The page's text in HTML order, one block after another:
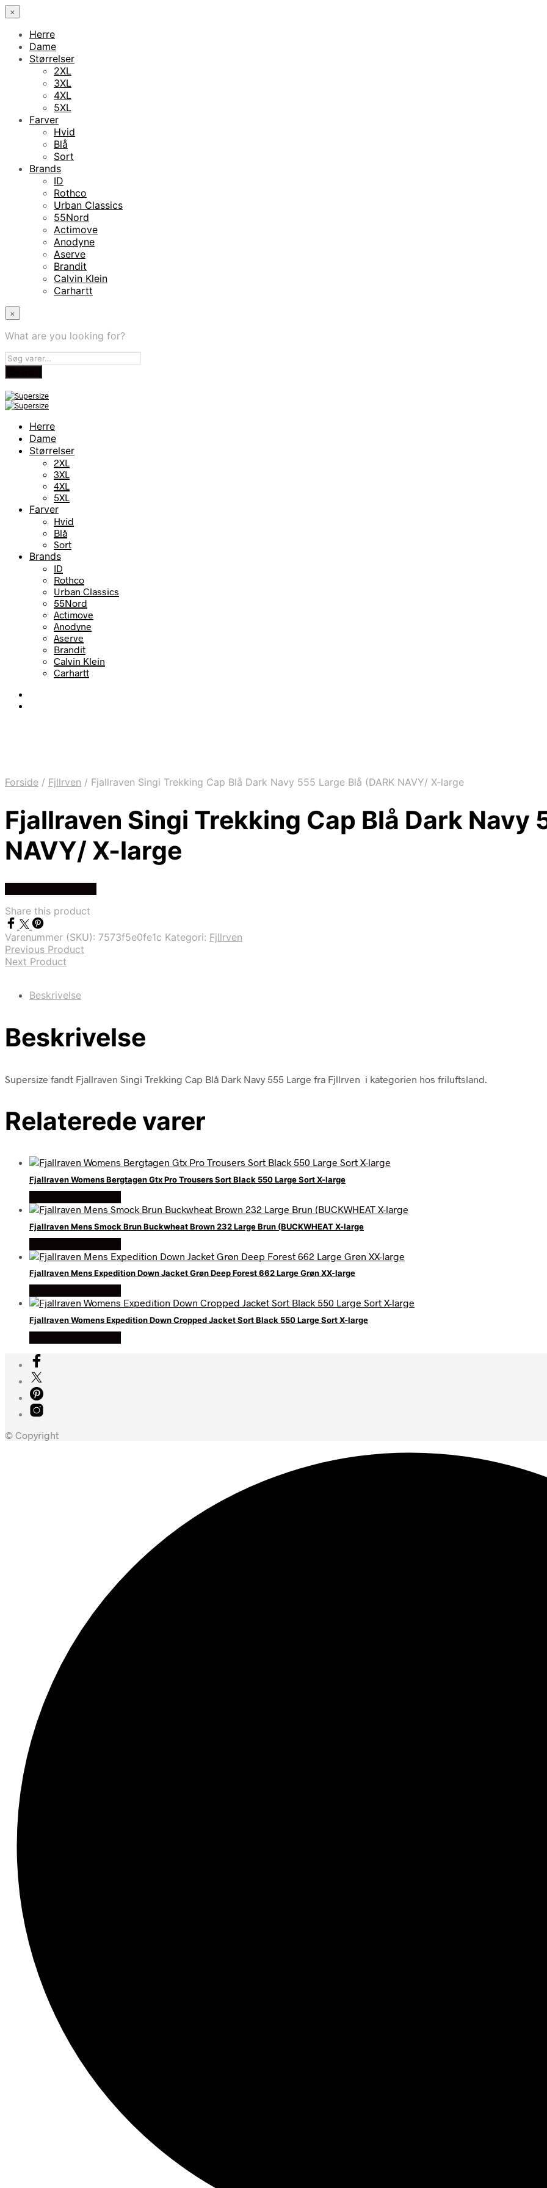
×
Herre
Dame
Størrelser
2XL
3XL
4XL
5XL
Farver
Hvid
Blå
Sort
Brands
ID
Rothco
Urban Classics
55Nord
Actimove
Anodyne
Aserve
Brandit
Calvin Klein
Carhartt
×
What are you looking for?
Herre
Dame
Størrelser
2XL
3XL
4XL
5XL
Farver
Hvid
Blå
Sort
Brands
ID
Rothco
Urban Classics
55Nord
Actimove
Anodyne
Aserve
Brandit
Calvin Klein
Carhartt
Forside / Fjllrven / Fjallraven Singi Trekking Cap Blå Dark Navy 555 Large Blå (DARK NAVY/ X-large
Fjallraven Singi Trekking Cap Blå Dark Navy
NAVY/ X-large
Share this product
Varenummer (SKU): 7573f5e0fe1c Kategori: Fjllrven
Previous Product
Next Product
Beskrivelse
Beskrivelse
Supersize fandt Fjallraven Singi Trekking Cap Blå Dark Navy 555 Large fra Fjllrven i kategorien hos friluftsland.
Relaterede varer
Fjallraven Womens Bergtagen Gtx Pro Trousers Sort Black 550 Large Sort X-large
Fjallraven Mens Smock Brun Buckwheat Brown 232 Large Brun (BUCKWHEAT X-large
Fjallraven Mens Expedition Down Jacket Grøn Deep Forest 662 Large Grøn XX-large
Fjallraven Womens Expedition Down Cropped Jacket Sort Black 550 Large Sort X-large
© Copyright